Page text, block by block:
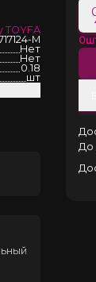
TOYFA
M
Нет
Нет
0.18
шт
0
До